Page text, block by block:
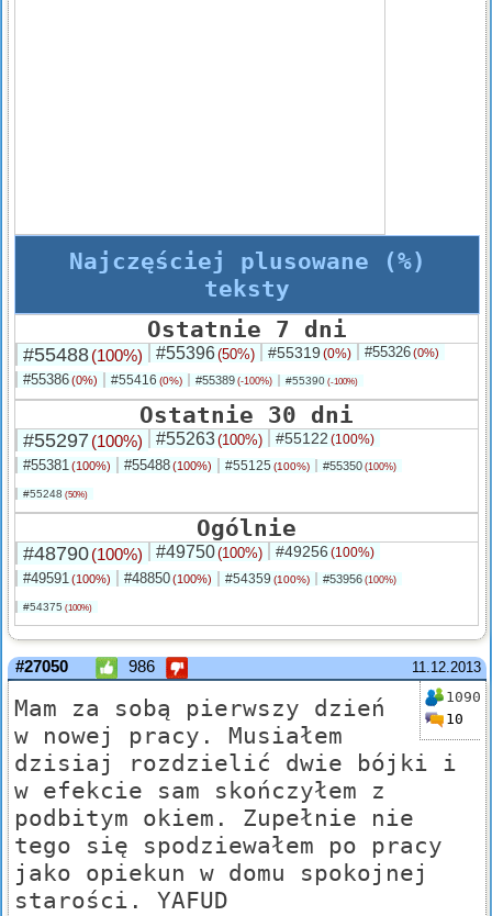
Najczęściej plusowane (%)
teksty
Ostatnie 7 dni
#55488(100%) #55396(50%) #55319 (0%) #55326(0%)
#55386(0%) #55416 (0%) #55389 (-100%) #55390 (-100%)
Ostatnie 30 dni
#55297 (100%) #55263(100%) #55122 (100%)
#55381(100%) #55488(100%) #55125 (100%) #55350 (100%)
#55248 (50%)
Ogólnie
#48790(100%) #49750(100%) #49256 (100%)
#49591(100%) #48850(100%) #54359 (100%) #53956 (100%)
#54375 (100%)
11.12.2013
#27050 986
1090
10
Mam za sobą pierwszy dzień
w nowej pracy. Musiałem
dzisiaj rozdzielić dwie bójki i
w efekcie sam skończyłem z
podbitym okiem. Zupełnie nie
tego się spodziewałem po pracy
jako opiekun w domu spokojnej
starości. YAFUD